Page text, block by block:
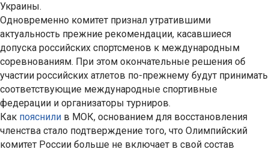
Украины.
Одновременно комитет признал утратившими
актуальность прежние рекомендации, касавшиеся
допуска российских спортсменов к международным
соревнованиям. При этом окончательные решения об
участии российских атлетов по-прежнему будут принимать
соответствующие международные спортивные
федерации и организаторы турниров.
Как пояснили в МОК, основанием для восстановления
членства стало подтверждение того, что Олимпийский
комитет России больше не включает в свой состав